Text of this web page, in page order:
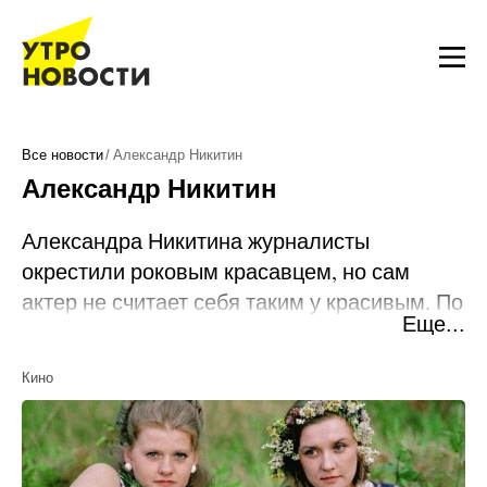
Все новости Александр Никитин
Александр Никитин
Александра Никитина журналисты
окрестили роковым красавцем, но сам
актер не считает себя таким у красивым. По
его мнению, если артист прославился
стоит в профессиональном плане. А
Александр готов работать много и хорошо.
Биография и личная жизнь
Еще...
Кино